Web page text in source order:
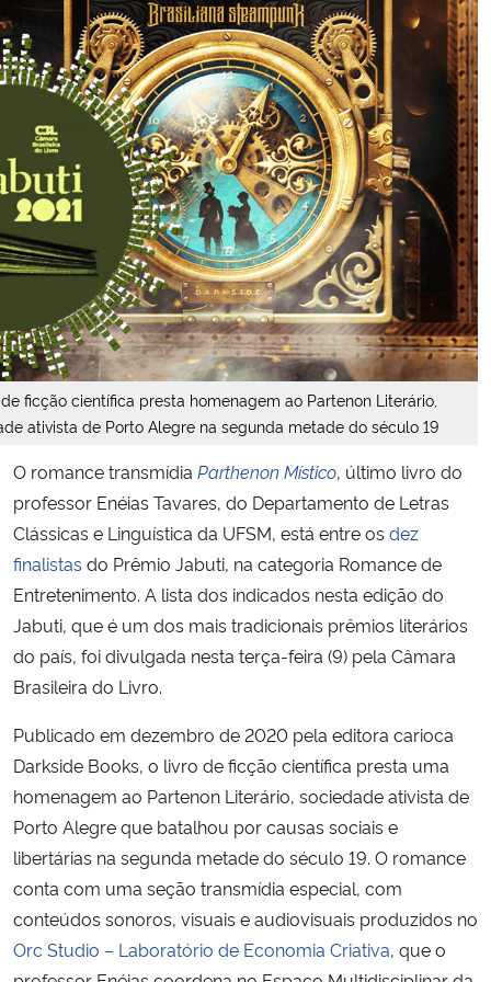
Secretaria-Geral
Secretaria de Governo
Gabinete de Segurança Institucional
Advocacia-Geral da União
Banco Central do Brasil
Planalto
ficção científica presta homenagem ao Partenon Literário,
ativista de Porto Alegre na segunda metade do século 19
O romance transmídia Parthenon Místico, último livro do
professor Enéias Tavares, do Departamento de Letras
Clássicas e Linguística da UFSM, está entre os dez
finalistas do Prêmio Jabuti, na categoria Romance de
Entretenimento. A lista dos indicados nesta edição do
Jabuti, que é um dos mais tradicionais prêmios literários
do país, foi divulgada nesta terça-feira (9) pela Câmara
Brasileira do Livro.
Publicado em dezembro de 2020 pela editora carioca
Darkside Books, o livro de ficção científica presta uma
homenagem ao Partenon Literário, sociedade ativista de
Porto Alegre que batalhou por causas sociais e
libertárias na segunda metade do século 19. O romance
conta com uma seção transmídia especial, com
conteúdos sonoros, visuais e audiovisuais produzidos no
Orc Studio – Laboratório de Economia Criativa, que o